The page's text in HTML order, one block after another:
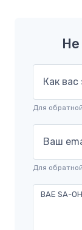
Не
Как вас
Для
Ваш
Для